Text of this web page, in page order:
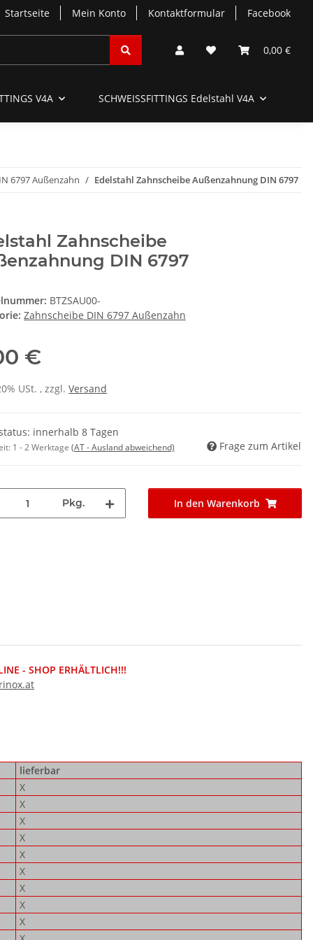
Startseite Mein Konto Kontaktformular Facebook
0,00 €
V4A SCHWEISSFITTINGS Edelstahl V4A
6797 Außenzahn Edelstahl Zahnscheibe Außenzahnung DIN 6797
Zahnscheibe
DIN 6797
BTZSAU00-
Zahnscheibe DIN 6797 Außenzahn
€
USt. , zzgl. Versand
innerhalb 8 Tagen
1 - 2 Werktage (AT - Ausland abweichend) Frage zum Artikel
Pkg. In den Warenkorb
- SHOP ERHÄLTLICH!!!
lieferbar
X
X
X
X
X
X
X
X
X